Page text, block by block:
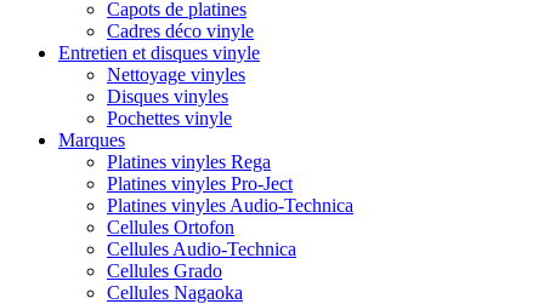
Capots de platines
Cadres déco vinyle
Entretien et disques vinyle
Nettoyage vinyles
Disques vinyles
Pochettes vinyle
Marques
Platines vinyles Rega
Platines vinyles Pro-Ject
Platines vinyles Audio-Technica
Cellules Ortofon
Cellules Audio-Technica
Cellules Grado
Cellules Nagaoka